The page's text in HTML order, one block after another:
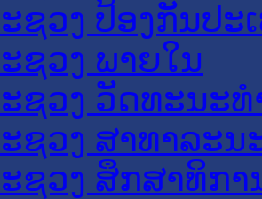
ຊວງ ປ້ອງກັນປະ
ຊວງ ພາຍໃນ
ຊວງ ວັດທະນະ
ຊວງ ສາທາລະນ
ຊວງ ສຶກສາທິກາ